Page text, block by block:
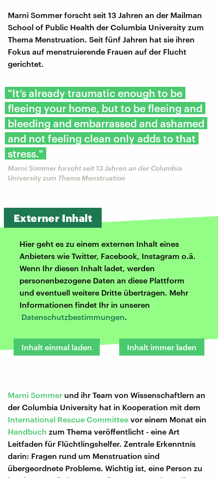
Marni Sommer forscht seit 13 Jahren an der Mailman
School of Public Health der Columbia University zum
Thema Menstruation. Seit fünf Jahren hat sie ihren
Fokus auf menstruierende Frauen auf der Flucht
gerichtet.
"It’s already traumatic enough to be
fleeing your home, but to be fleeing and
bleeding and embarrassed and ashamed
and not feeling clean only adds to that
stress."
Marni Sommer forscht seit 13 Jahren an der Columbia
University zum Thema Menstruation
Externer Inhalt
Hier geht es zu einem externen Inhalt eines
Anbieters wie Twitter, Facebook, Instagram o.ä.
Wenn Ihr diesen Inhalt ladet, werden
personenbezogene Daten an diese Plattform
und eventuell weitere Dritte übertragen. Mehr
Informationen findet Ihr in unseren
Datenschutzbestimmungen.
Inhalt einmal laden Inhalt immer laden
Marni Sommer und ihr Team von Wissenschaftlern an
der Columbia University hat in Kooperation mit dem
International Rescue Committee vor einem Monat ein
Handbuch zum Thema veröffentlicht - eine Art
Leitfaden für Flüchtlingshelfer. Zentrale Erkenntnis
darin: Fragen rund um Menstruation sind
übergeordnete Probleme. Wichtig ist, eine Person zu